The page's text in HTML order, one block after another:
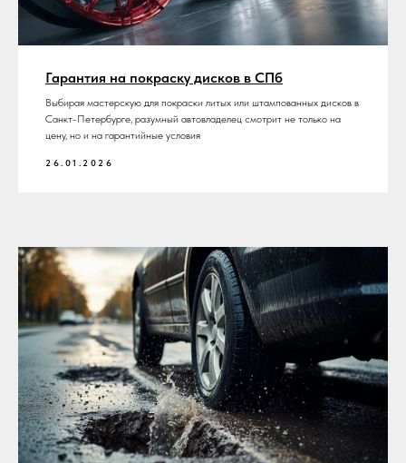
Гарантия на покраску дисков в СПб
Выбирая мастерскую для покраски литых или штампованных дисков в
Санкт-Петербурге, разумный автовладелец смотрит не только на
цену, но и на гарантийные условия
26.01.2026